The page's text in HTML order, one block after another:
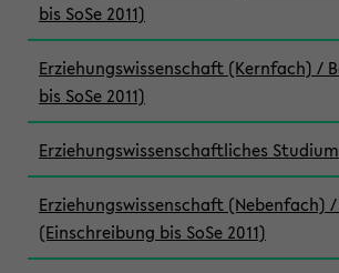
bis SoSe 2011)
Erziehungswissenschaft (Kernfach) /
bis SoSe 2011)
Erziehungswissenschaftliches
Erziehungswissenschaft (Nebenfach) /
(Einschreibung bis SoSe 2011)